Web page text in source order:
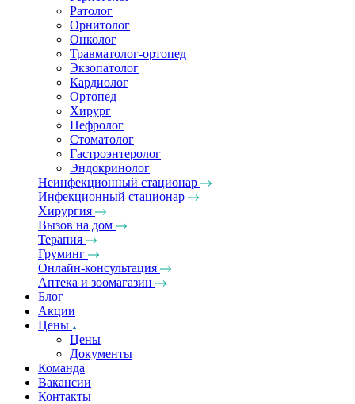
Ратолог
Орнитолог
Онколог
Травматолог-ортопед
Экзопатолог
Кардиолог
Ортопед
Хирург
Нефролог
Стоматолог
Гастроэнтеролог
Эндокринолог
Неинфекционный стационар
Инфекционный стационар
Хирургия
Вызов на дом
Терапия
Груминг
Онлайн-консультация
Аптека и зоомагазин
Блог
Акции
Цены
Цены
Документы
Команда
Вакансии
Контакты